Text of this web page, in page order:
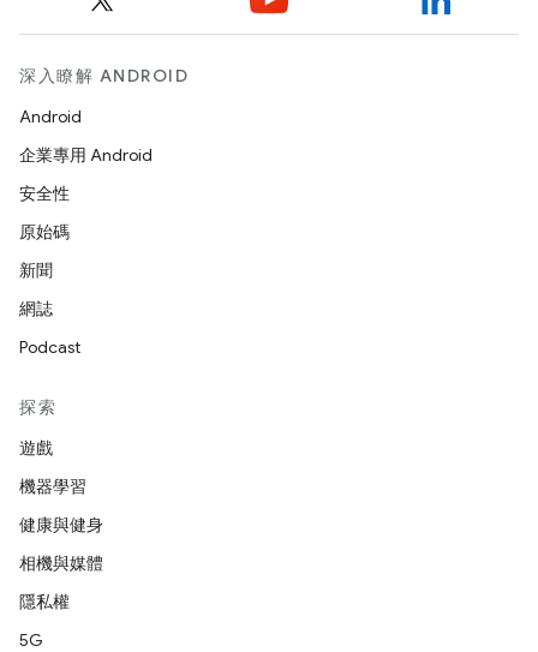
深入瞭解 ANDROID
Android
企業專用 Android
安全性
原始碼
新聞
網誌
Podcast
探索
遊戲
機器學習
健康與健身
相機與媒體
隱私權
5G